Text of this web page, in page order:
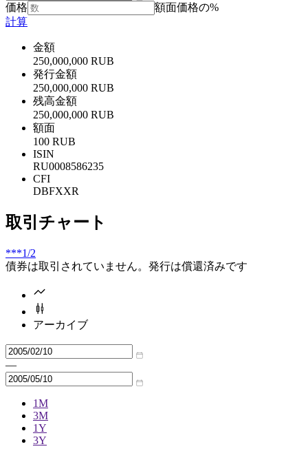
価格
額面価格の%
計算
金額
250,000,000 RUB
発行金額
250,000,000 RUB
残高金額
250,000,000 RUB
額面
100 RUB
ISIN
RU0008586235
CFI
DBFXXR
取引チャート
***1/2
債券は取引されていません。発行は償還済みです
アーカイブ
—
1M
3M
1Y
3Y